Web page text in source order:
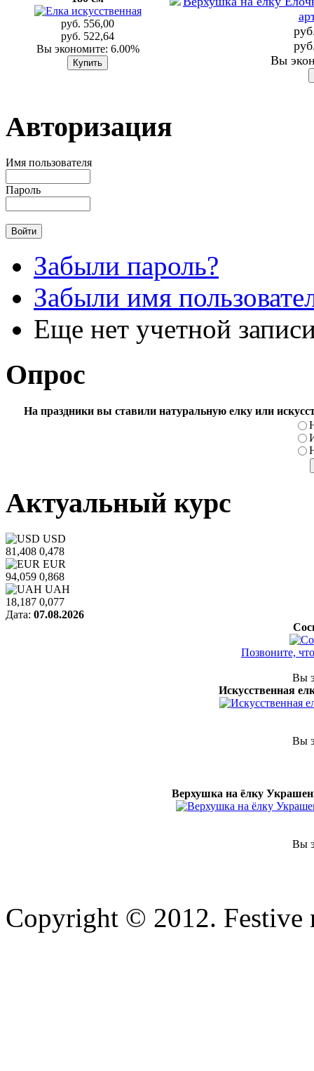
руб. 556,00
руб. 522,64
Вы экономите: 6.00%
Вы
Авторизация
Имя пользователя
Пароль
Забыли пароль?
Забыли имя
Еще нет учетной
Опрос
На праздники вы ставили натуральную елку или
Актуальный курс
USD
81,408 0,478
EUR
94,059 0,868
UAH
18,187 0,077
Дата: 07.08.2026
Позвоните,
Вы
Искусственная
Вы
Верхушка на ёлку
Вы
Copyright © 2012. Festive